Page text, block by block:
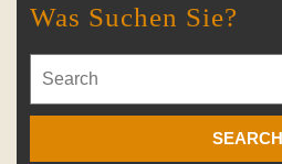
Was Suchen Sie?
for: